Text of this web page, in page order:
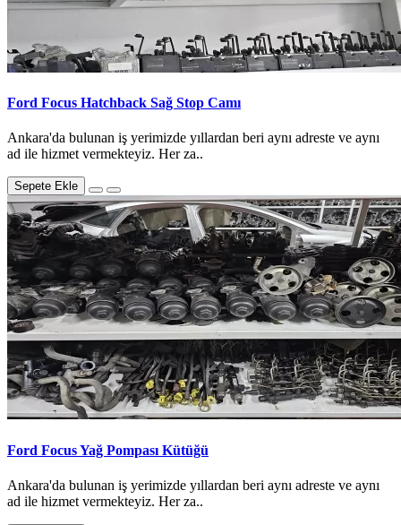
Ford Focus Hatchback Sağ Stop Camı
Ankara'da bulunan iş yerimizde yıllardan beri aynı adreste ve aynı
ad ile hizmet vermekteyiz. Her za..
Sepete Ekle
Ford Focus Yağ Pompası Kütüğü
Ankara'da bulunan iş yerimizde yıllardan beri aynı adreste ve aynı
ad ile hizmet vermekteyiz. Her za..